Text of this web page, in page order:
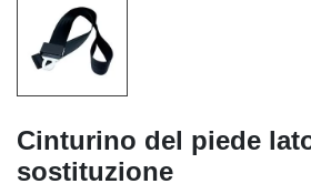
Cinturino del piede
sostituzione